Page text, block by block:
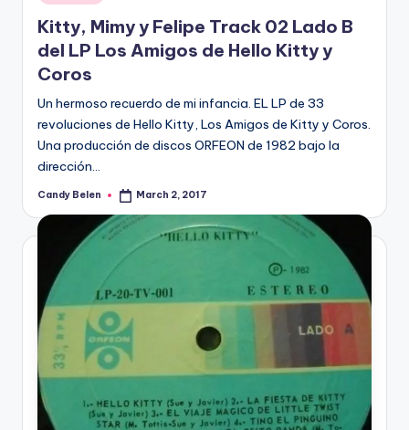
in
Kitty, Mimy y Felipe Track 02 Lado B
del LP Los Amigos de Hello Kitty y
Coros
Un hermoso recuerdo de mi infancia. EL LP de 33
revoluciones de Hello Kitty, Los Amigos de Kitty y Coros.
Una producción de discos ORFEON de 1982 bajo la
dirección…
Posted
Candy Belen March 2, 2017